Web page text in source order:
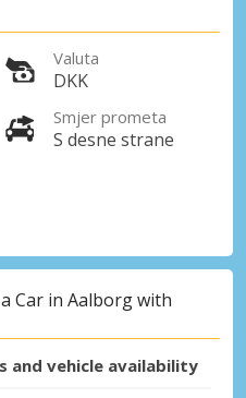
ponudama naših
Valuta
DKK
Smjer prometa
S desne strane
Car in Aalborg with
and vehicle availability